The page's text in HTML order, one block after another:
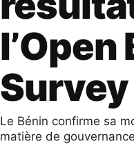
Survey
Le Bénin confirme sa
matière de